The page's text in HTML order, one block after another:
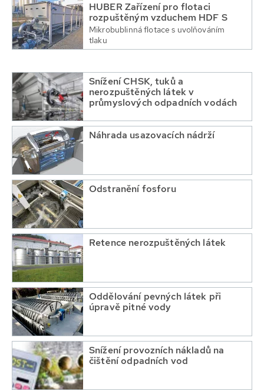
HUBER Zařízení pro flotaci
rozpuštěným vzduchem HDF S
Mikrobublinná flotace s uvolňováním
tlaku
Snížení CHSK, tuků a
nerozpuštěných látek v
průmyslových odpadních vodách
Náhrada usazovacích nádrží
Odstranění fosforu
Retence nerozpuštěných látek
Oddělování pevných látek při
úpravě pitné vody
Snížení provozních nákladů na
čištění odpadních vod